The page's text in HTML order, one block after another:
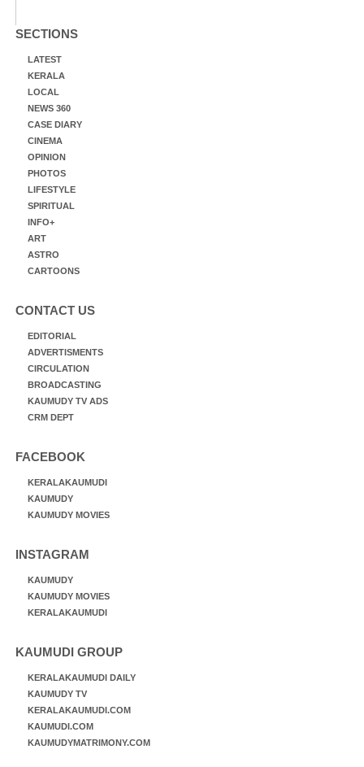
SECTIONS
LATEST
KERALA
LOCAL
NEWS 360
CASE DIARY
CINEMA
OPINION
PHOTOS
LIFESTYLE
SPIRITUAL
INFO+
ART
ASTRO
CARTOONS
CONTACT US
EDITORIAL
ADVERTISMENTS
CIRCULATION
BROADCASTING
KAUMUDY TV ADS
CRM DEPT
FACEBOOK
KERALAKAUMUDI
KAUMUDY
KAUMUDY MOVIES
INSTAGRAM
KAUMUDY
KAUMUDY MOVIES
KERALAKAUMUDI
KAUMUDI GROUP
KERALAKAUMUDI DAILY
KAUMUDY TV
KERALAKAUMUDI.COM
KAUMUDI.COM
KAUMUDYMATRIMONY.COM